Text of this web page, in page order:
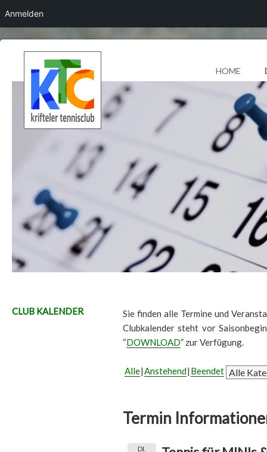
HOME
CLUB KALENDER
Sie finden alle Termine und
Clubkalender steht vor
“DOWNLOAD” zur Verfügung.
Alle Anstehend Beendet
Termin
DI.
Anmelden